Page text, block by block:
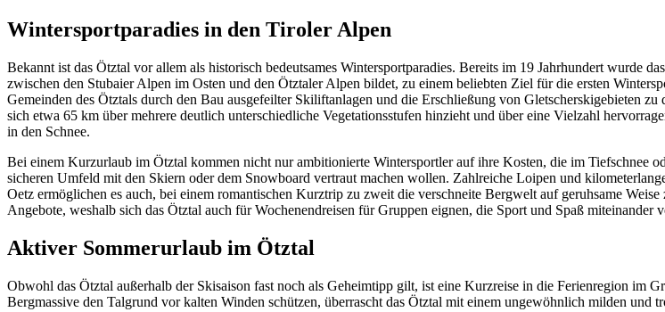
Wintersportparadies in den Tiroler Alpen
Bekannt ist das Ötztal vor allem als historisch bedeutsames Wintersportparadies. Bereits im 19 Jahrhundert wurde
zwischen den Stubaier Alpen im Osten und den Ötztaler Alpen bildet, zu einem beliebten Ziel für die ersten
Gemeinden des Ötztals durch den Bau ausgefeilter Skiliftanlagen und die Erschließung von Gletscherskigebieten
sich etwa 65 km über mehrere deutlich unterschiedliche Vegetationsstufen hinzieht und über eine Vielzahl
in den Schnee.
Bei einem Kurzurlaub im Ötztal kommen nicht nur ambitionierte Wintersportler auf ihre Kosten, die im Tiefschnee
sicheren Umfeld mit den Skiern oder dem Snowboard vertraut machen wollen. Zahlreiche Loipen und
Oetz ermöglichen es auch, bei einem romantischen Kurztrip zu zweit die verschneite Bergwelt auf geruhsame
Angebote, weshalb sich das Ötztal auch für Wochenendreisen für Gruppen eignen, die Sport und Spaß miteinander
Aktiver Sommerurlaub im Ötztal
Obwohl das Ötztal außerhalb der Skisaison fast noch als Geheimtipp gilt, ist eine Kurzreise in die Ferienregion im
Bergmassive den Talgrund vor kalten Winden schützen, überrascht das Ötztal mit einem ungewöhnlich milden